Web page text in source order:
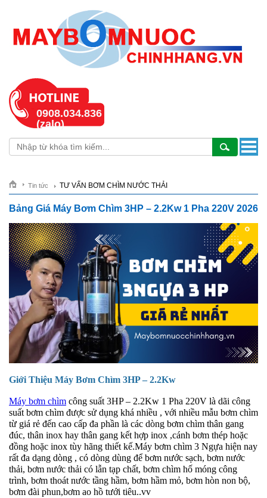
0908.034.836
(zalo)
Tin tức TƯ VẤN BƠM CHÌM NƯỚC THẢI
Bảng Giá Máy Bơm Chìm 3HP – 2.2Kw 1 Pha 220V 2026
Giới Thiệu Máy Bơm Chìm 3HP – 2.2Kw
Máy bơm chìm công suất 3HP – 2.2Kw 1 Pha 220V là dãi công
suất bơm chìm được sử dụng khá nhiều , với nhiều mẫu bơm chìm
từ giá rẻ đến cao cấp đa phần là các dòng bơm chìm thân gang
đúc, thân inox hay thân gang kết hợp inox ,cánh bơm thép hoặc
đồng hoặc inox tùy hãng thiết kế.Máy bơm chìm 3 Ngựa hiện nay
rất đa dạng dòng , có dòng dùng để bơm nước sạch, bơm nước
thải, bơm nước thải có lẫn tạp chất, bơm chìm hố móng công
trình, bơm thoát nước tầng hầm, bơm hầm mỏ, bơm hòn non bộ,
bơm đài phun,bơm ao hồ tưới tiêu..vv